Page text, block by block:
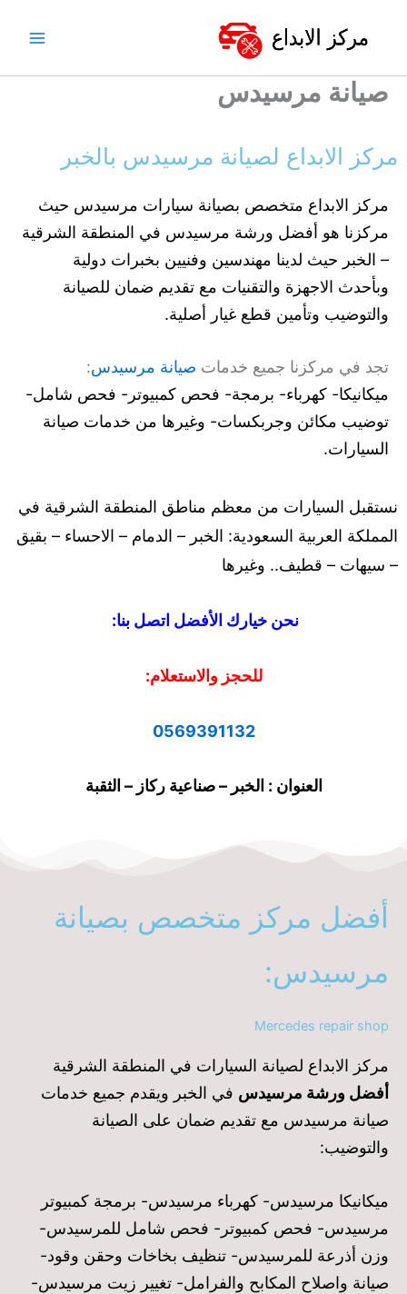
صيانة مرسيدس
مركز الابداع لصيانة مرسيدس بالخبر
مركز الابداع متخصص بصيانة سيارات مرسيدس حيث
مركزنا هو أفضل ورشة مرسيدس في المنطقة الشرقية
– الخبر حيث لدينا مهندسين وفنيين بخبرات دولية
وبأحدث الاجهزة والتقنيات مع تقديم ضمان للصيانة
والتوضيب وتأمين قطع غيار أصلية.
تجد في مركزنا جميع خدمات صيانة مرسيدس:
ميكانيكا- كهرباء- برمجة- فحص كمبيوتر- فحص شامل-
توضيب مكائن وجربكسات- وغيرها من خدمات صيانة
السيارات.
نستقبل السيارات من معظم مناطق المنطقة الشرقية في
المملكة العربية السعودية: الخبر – الدمام – الاحساء – بقيق
– سيهات – قطيف.. وغيرها
نحن خيارك الأفضل اتصل بنا:
للحجز والاستعلام:
0569391132
العنوان : الخبر – صناعية ركاز – الثقبة
أفضل مركز متخصص بصيانة
مرسيدس:
Mercedes repair shop
مركز الابداع لصيانة السيارات في المنطقة الشرقية
أفضل ورشة مرسيدس في الخبر ويقدم جميع خدمات
صيانة مرسيدس مع تقديم ضمان على الصيانة
والتوضيب:
ميكانيكا مرسيدس- كهرباء مرسيدس- برمجة كمبيوتر
مرسيدس- فحص كمبيوتر- فحص شامل للمرسيدس-
وزن أذرعة للمرسيدس- تنظيف بخاخات وحقن وقود-
صيانة واصلاح المكابح والفرامل- تغيير زيت مرسيدس-